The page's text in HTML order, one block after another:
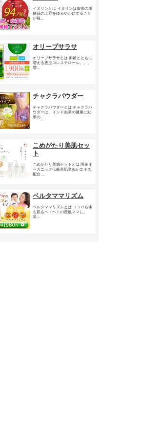
イヌリンとは イヌリンは食後の血
糖値の上昇をゆるやかにすること
が報...
オリーブサラサ
オリーブサラサとは 加齢とともに
増える悪玉コレステロール。。。
増...
チャクラパウダー
チャクラパウダーとは チャクラパ
ウダーは、インド由来の健康に効
果の...
こめがたり美肌セッ
ト
こめがたり美肌セットとは 国産オ
ーガニック伝統美肌米ぬかエキス
配合 ...
ベルタママリズム
ベルタママリズムとは ココロも体
も肌もヘトヘトの産後ママに。
栄...